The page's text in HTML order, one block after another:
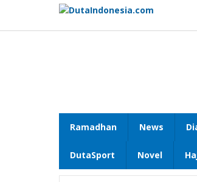
konten
Ramadhan News
DutaSport Novel